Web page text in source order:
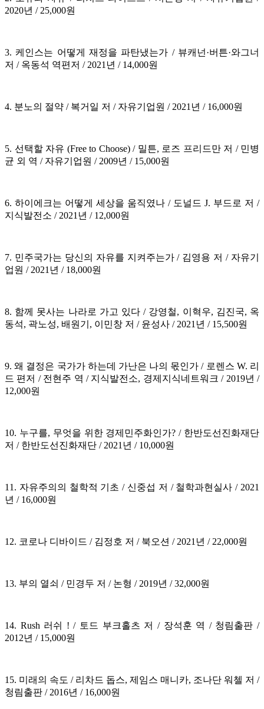
2020년 / 25,000원
3. 케인스는 어떻게 재정을 파탄냈는가 / 뷰캐넌·버튼·와그너
저 / 옥동석 역편저 / 2021년 / 14,000원
4. 분노의 절약 / 복거일 저 / 자유기업원 / 2021년 / 16,000원
5. 선택할 자유 (Free to Choose) / 밀튼, 로즈 프리드만 저 / 민병
균 외 역 / 자유기업원 / 2009년 / 15,000원
6. 하이에크는 어떻게 세상을 움직였나 / 도널드 J. 부드로 저 /
지식발전소 / 2021년 / 12,000원
7. 민주국가는 당신의 자유를 지켜주는가 / 김영용 저 / 자유기
업원 / 2021년 / 18,000원
8. 함께 못사는 나라로 가고 있다 / 강영철, 이혁우, 김진국, 옥
동석, 곽노성, 배원기, 이민창 저 / 윤성사 / 2021년 / 15,500원
9. 왜 결정은 국가가 하는데 가난은 나의 몫인가 / 로렌스 W. 리
드 편저 / 전현주 역 / 지식발전소, 경제지식네트워크 / 2019년 /
12,000원
10. 누구를, 무엇을 위한 경제민주화인가? / 한반도선진화재단
저 / 한반도선진화재단 / 2021년 / 10,000원
11. 자유주의의 철학적 기초 / 신중섭 저 / 철학과현실사 / 2021
년 / 16,000원
12. 코로나 디바이드 / 김정호 저 / 북오션 / 2021년 / 22,000원
13. 부의 열쇠 / 민경두 저 / 논형 / 2019년 / 32,000원
14. Rush 러쉬 ! / 토드 부크홀츠 저 / 장석훈 역 / 청림출판 /
2012년 / 15,000원
15. 미래의 속도 / 리차드 돕스, 제임스 매니카, 조나단 워첼 저 /
청림출판 / 2016년 / 16,000원